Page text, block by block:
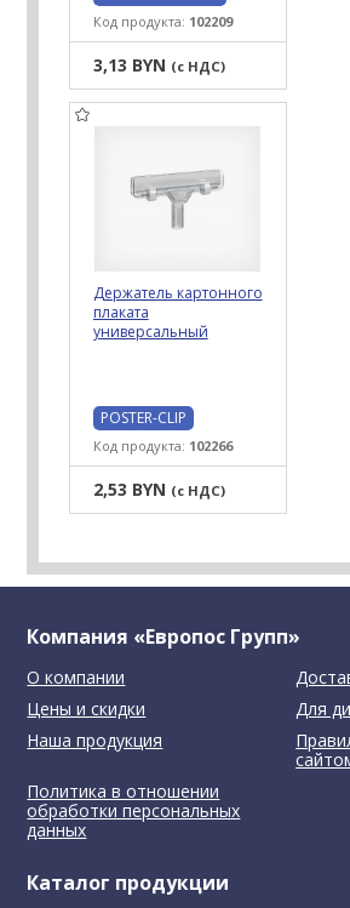
Код продукта: 102209
3,13 BYN (с НДС)
Держатель картонного
плаката
универсальный
POSTER-CLIP
Код продукта: 102266
2,53 BYN (с НДС)
Компания «Европос Групп»
О компании
Цены и скидки
Для
Наша продукция
Политика в отношении
обработки персональных
данных
Каталог продукции